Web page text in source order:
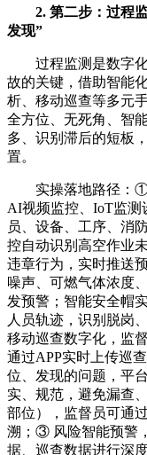
2. 第二步：过程
发现”
过程监测是数字
故的关键，借助智能
析、移动巡查等多元
全方位、无死角、智
多、识别滞后的短板
置。
实操落地路径：
AI视频监控、IoT监测
员、设备、工序、消
控自动识别高空作业
违章行为，实时推送
噪声、可燃气体浓度
发预警；智能安全帽
人员轨迹，识别脱岗
移动巡查数字化，监
通过APP实时上传巡
位、发现的问题，平
实、规范，避免漏查
部位），监督员可通
溯；③ 风险智能预警
据、巡查数据进行深